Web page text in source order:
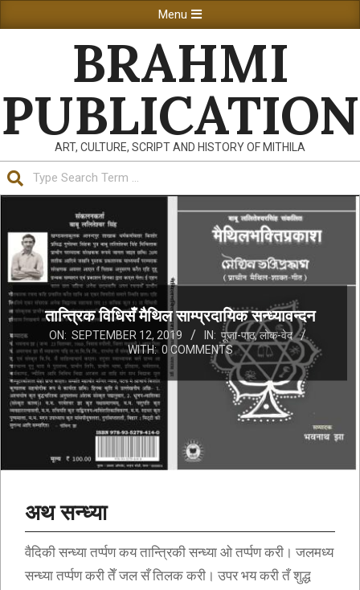
to
Navigation
Menu
BRAHMI
PUBLICATION
ART, CULTURE, SCRIPT AND HISTORY OF MITHILA
तान्त्रिक विधिसँ मैथिल साम्प्रदायिक सन्ध्यावन्दन
ON: SEPTEMBER 12, 2019 IN: पूजा-पाठ,लोक-वेद
WITH: 0 COMMENTS
अथ सन्ध्या
वैदिकी सन्ध्या तर्प्पण कय तान्त्रिकी सन्ध्या ओ तर्प्पण करी। जलमध्य
सन्ध्या तर्प्पण करी तेँ जल सँ तिलक करी। उपर भय करी तँ शुद्ध